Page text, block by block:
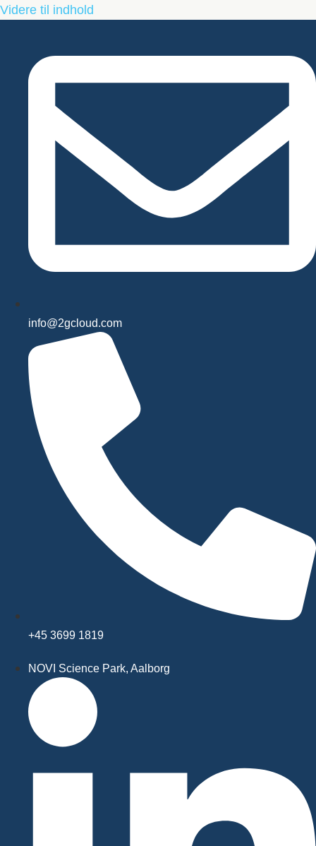
Videre til indhold
info@2gcloud.com
+45 3699 1819
NOVI Science Park, Aalborg